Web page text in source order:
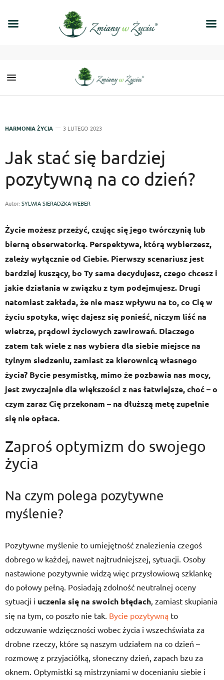
HARMONIA ŻYCIA 3 LUTEGO 2023
Jak stać się bardziej
pozytywną na co dzień?
Autor: SYLWIA SIERADZKA-WEBER
Życie możesz przeżyć, czując się jego twórczynią lub
bierną obserwatorką. Perspektywa, którą wybierzesz,
zależy wyłącznie od Ciebie. Pierwszy scenariusz jest
bardziej kuszący, bo Ty sama decydujesz, czego chcesz i
jakie działania w związku z tym podejmujesz. Drugi
natomiast zakłada, że nie masz wpływu na to, co Cię w
życiu spotyka, więc dajesz się ponieść, niczym liść na
wietrze, prądowi życiowych zawirowań. Dlaczego
zatem tak wiele z nas wybiera dla siebie miejsce na
tylnym siedzeniu, zamiast za kierownicą własnego
życia? Bycie pesymistką, mimo że pozbawia nas mocy,
jest zwyczajnie dla większości z nas łatwiejsze, choć – o
czym zaraz Cię przekonam – na dłuższą metę zupełnie
się nie opłaca.
Zaproś optymizm do swojego
życia
Na czym polega pozytywne
myślenie?
Pozytywne myślenie to umiejętność znalezienia czegoś
dobrego w każdej, nawet najtrudniejszej, sytuacji. Osoby
nastawione pozytywnie widzą więc przysłowiową szklankę
do połowy pełną. Posiadają zdolność neutralnej oceny
sytuacji i uczenia się na swoich błędach, zamiast skupiania
się na tym, co poszło nie tak. Bycie pozytywną to
odczuwanie wdzięczności wobec życia i wszechświata za
drobne rzeczy, które są naszym udziałem na co dzień –
rozmowę z przyjaciółką, słoneczny dzień, zapach bzu za
oknem. Optymistki są mistrzyniami w docenianiu siebie i